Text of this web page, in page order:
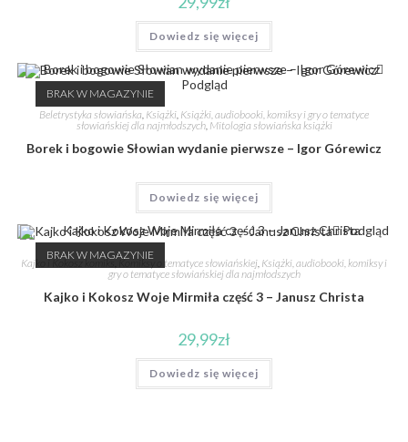
Dowiedz się więcej
BRAK W MAGAZYNIE
Podgląd
Beletrystyka słowiańska Książki Książki, audiobooki, komiksy i gry o tematyce
słowiańskiej dla najmłodszych, Mitologia słowiańska książki
Borek i bogowie Słowian wydanie pierwsze – Igor Górewicz
Dowiedz się więcej
BRAK W MAGAZYNIE
Podgląd
Kajko i Kokosz komiks, Komiksy o tematyce słowiańskiej Książki, audiobooki, komiksy i
gry o tematyce słowiańskiej dla najmłodszych
Kajko i Kokosz Woje Mirmiła część 3 – Janusz Christa
29,99zł
Dowiedz się więcej